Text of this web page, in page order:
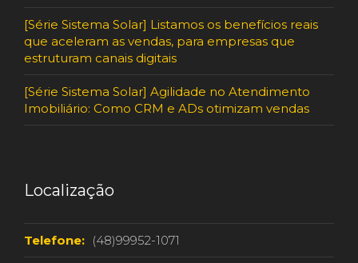
[Série Sistema Solar] Listamos os benefícios reais
que aceleram as vendas, para empresas que
estruturam canais digitais
[Série Sistema Solar] Agilidade no Atendimento
Imobiliário: Como CRM e ADs otimizam vendas
Localização
Telefone: (48)99952-1071